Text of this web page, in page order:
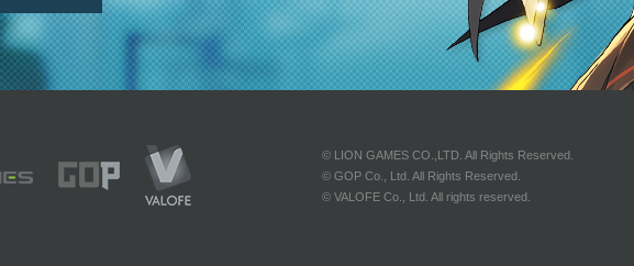
© LION GAMES CO.,LTD. All Rights Reserved.
© GOP Co., Ltd. All Rights Reserved.
© VALOFE Co., Ltd. All rights reserved.